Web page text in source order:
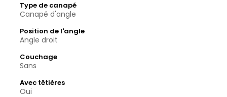
Type de canapé
Canapé d'angle
Position de l'angle
Angle droit
Couchage
Sans
Avec têtières
Oui